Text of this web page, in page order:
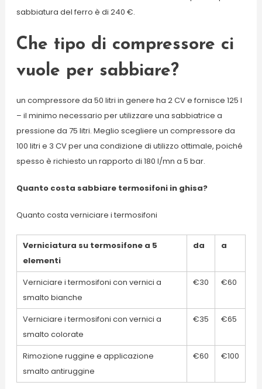
sabbiatura del ferro è di 240 €.
Che tipo di compressore ci
vuole per sabbiare?
un compressore da 50 litri in genere ha 2 CV e fornisce 125 l
– il minimo necessario per utilizzare una sabbiatrice a
pressione da 75 litri. Meglio scegliere un compressore da
100 litri e 3 CV per una condizione di utilizzo ottimale, poiché
spesso è richiesto un rapporto di 180 l/mn a 5 bar.
Quanto costa sabbiare termosifoni in ghisa?
Quanto costa verniciare i termosifoni
Verniciatura su termosifone a 5
elementi
da a
Verniciare i termosifoni con vernici a
smalto bianche
€30 €60
Verniciare i termosifoni con vernici a
smalto colorate
€35 €65
Rimozione ruggine e applicazione
smalto antiruggine
€60 €100